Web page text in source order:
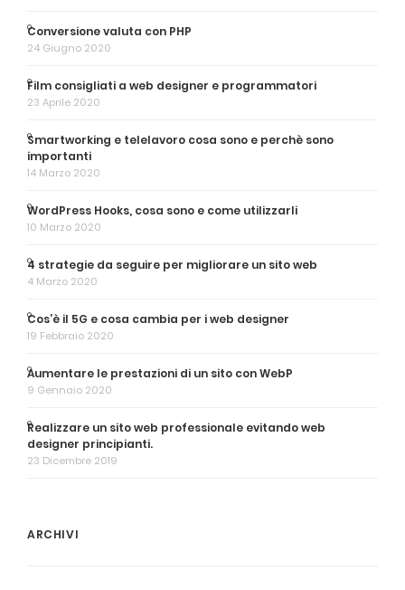
Conversione valuta con PHP
24 Giugno 2020
Film consigliati a web designer e programmatori
23 Aprile 2020
Smartworking e telelavoro cosa sono e perchè sono
importanti
14 Marzo 2020
WordPress Hooks, cosa sono e come utilizzarli
10 Marzo 2020
4 strategie da seguire per migliorare un sito web
4 Marzo 2020
Cos’è il 5G e cosa cambia per i web designer
19 Febbraio 2020
Aumentare le prestazioni di un sito con WebP
9 Gennaio 2020
Realizzare un sito web professionale evitando web
designer principianti.
23 Dicembre 2019
ARCHIVI